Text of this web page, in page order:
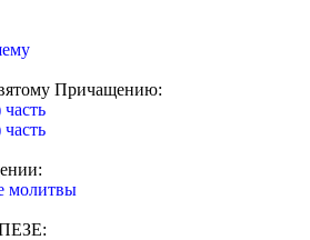
Причащению:
молитвы